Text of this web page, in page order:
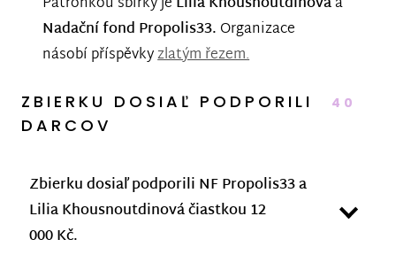
Nadační fond Propolis33. Organizace
násobí příspěvkyzlatým řezem.
ZBIERKU DOSIAĽ PODPORILI 40
DARCOV
Zbierku dosiaľ podporili NF Propolis33 a
Lilia Khousnoutdinová čiastkou 12
000 Kč.